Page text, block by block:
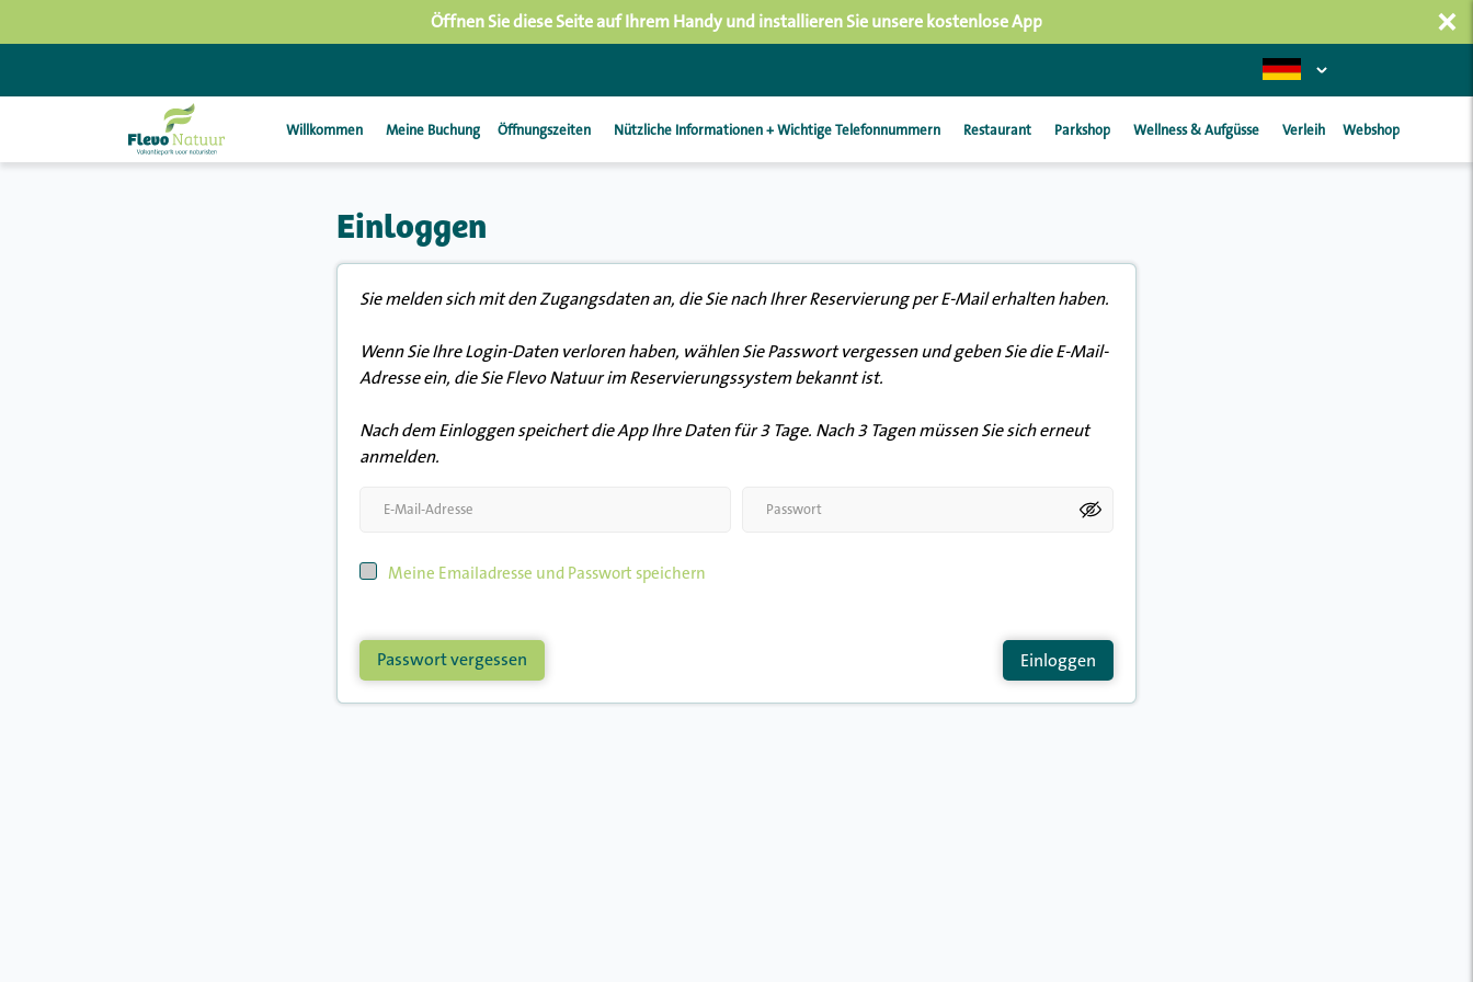
Öffnen Sie diese Seite auf Ihrem Handy und installieren Sie unsere kostenlose App ×
Willkommen Meine Buchung Öffnungszeiten Nützliche Informationen + Wichtige Telefonnummern Restaurant Parkshop Wellness & Aufgüsse Verleih Webshop
Einloggen
Sie melden sich mit den Zugangsdaten an, die Sie nach Ihrer Reservierung per E-Mail erhalten haben.
Wenn Sie Ihre Login-Daten verloren haben, wählen Sie Passwort vergessen und geben Sie die E-Mail-
Adresse ein, die Sie Flevo Natuur im Reservierungssystem bekannt ist.
Nach dem Einloggen speichert die App Ihre Daten für 3 Tage. Nach 3 Tagen müssen Sie sich erneut
anmelden.
Meine Emailadresse und Passwort speichern
Passwort vergessen Einloggen